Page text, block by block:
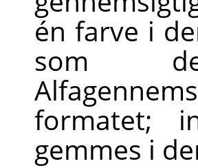
én farve i
som
formatet;
gemmes i